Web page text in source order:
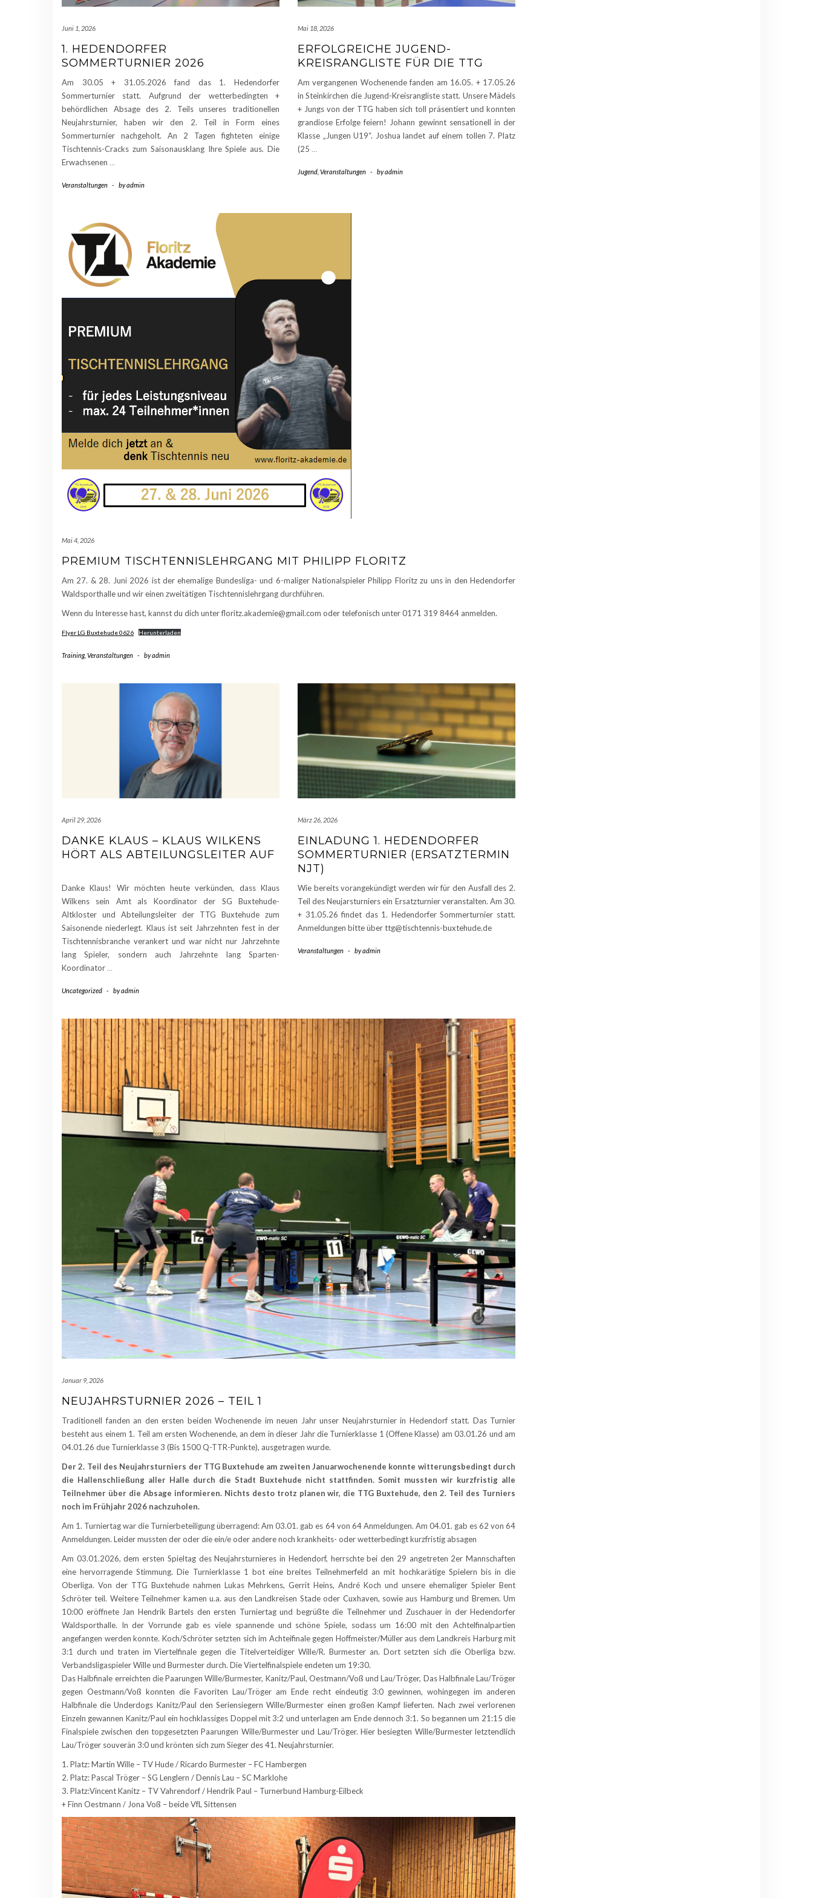
Juni 1, 2026
1. HEDENDORFER
SOMMERTURNIER 2026
Am 30.05 + 31.05.2026 fand das 1. Hedendorfer
Sommerturnier statt. Aufgrund der wetterbedingten +
behördlichen Absage des 2. Teils unseres traditionellen
Neujahrsturnier, haben wir den 2. Teil in Form eines
Sommerturnier nachgeholt. An 2 Tagen fighteten einige
Tischtennis-Cracks zum Saisonausklang Ihre Spiele aus. Die
Erwachsenen …
Veranstaltungen - byadmin
Mai 18, 2026
ERFOLGREICHE JUGEND-
KREISRANGLISTE FÜR DIE TTG
Am vergangenen Wochenende fanden am 16.05. + 17.05.26
in Steinkirchen die Jugend-Kreisrangliste statt. Unsere Mädels
+ Jungs von der TTG haben sich toll präsentiert und konnten
grandiose Erfolge feiern! Johann gewinnt sensationell in der
Klasse „Jungen U19“. Joshua landet auf einem tollen 7. Platz
(25 …
Jugend Veranstaltungen - byadmin
Mai 4, 2026
PREMIUM TISCHTENNISLEHRGANG MIT PHILIPP FLORITZ
Am 27. & 28. Juni 2026 ist der ehemalige Bundesliga- und 6-maliger Nationalspieler Philipp Floritz zu uns in den Hedendorfer
Waldsporthalle und wir einen zweitätigen Tischtennislehrgang durchführen.
Wenn du Interesse hast, kannst du dich unter floritz.akademie@gmail.com oder telefonisch unter 0171 319 8464 anmelden.
Flyer LG Buxtehude 0626 Herunterladen
Training, Veranstaltungen - byadmin
April 29, 2026
DANKE KLAUS – KLAUS WILKENS
HÖRT ALS ABTEILUNGSLEITER AUF
Danke Klaus! Wir möchten heute verkünden, dass Klaus
Wilkens sein Amt als Koordinator der SG Buxtehude-
Altkloster und Abteilungsleiter der TTG Buxtehude zum
Saisonende niederlegt. Klaus ist seit Jahrzehnten fest in der
Tischtennisbranche verankert und war nicht nur Jahrzehnte
lang Spieler, sondern auch Jahrzehnte lang Sparten-
Koordinator …
Uncategorized - byadmin
März 26, 2026
EINLADUNG 1. HEDENDORFER
SOMMERTURNIER (ERSATZTERMIN
NJT)
Wie bereits vorangekündigt werden wir für den Ausfall des 2.
Teil des Neujarsturniers ein Ersatzturnier veranstalten. Am 30.
+ 31.05.26 findet das 1. Hedendorfer Sommerturnier statt.
Anmeldungen bitte über ttg@tischtennis-buxtehude.de
Veranstaltungen - byadmin
Januar 9, 2026
NEUJAHRSTURNIER 2026 – TEIL 1
Traditionell fanden an den ersten beiden Wochenende im neuen Jahr unser Neujahrsturnier in Hedendorf statt. Das Turnier
besteht aus einem 1. Teil am ersten Wochenende, an dem in dieser Jahr die Turnierklasse 1 (Offene Klasse) am 03.01.26 und am
04.01.26 due Turnierklasse 3 (Bis 1500 Q-TTR-Punkte), ausgetragen wurde.
Der 2. Teil des Neujahrsturniers der TTG Buxtehude am zweiten Januarwochenende konnte witterungsbedingt durch
die Hallenschließung aller Halle durch die Stadt Buxtehude nicht stattfinden. Somit mussten wir kurzfristig alle
Teilnehmer über die Absage informieren. Nichts desto trotz planen wir, die TTG Buxtehude, den 2. Teil des Turniers
noch im Frühjahr 2026 nachzuholen.
Am 1. Turniertag war die Turnierbeteiligung überragend: Am 03.01. gab es 64 von 64 Anmeldungen. Am 04.01. gab es 62 von 64
Anmeldungen. Leider mussten der oder die ein/e oder andere noch krankheits- oder wetterbedingt kurzfristig absagen
Am 03.01.2026, dem ersten Spieltag des Neujahrsturnieres in Hedendorf, herrschte bei den 29 angetreten 2er Mannschaften
eine hervorragende Stimmung. Die Turnierklasse 1 bot eine breites Teilnehmerfeld an mit hochkarätige Spielern bis in die
Oberliga. Von der TTG Buxtehude nahmen Lukas Mehrkens, Gerrit Heins, André Koch und unsere ehemaliger Spieler Bent
Schröter teil. Weitere Teilnehmer kamen u.a. aus den Landkreisen Stade oder Cuxhaven, sowie aus Hamburg und Bremen. Um
10:00 eröffnete Jan Hendrik Bartels den ersten Turniertag und begrüßte die Teilnehmer und Zuschauer in der Hedendorfer
Waldsporthalle. In der Vorrunde gab es viele spannende und schöne Spiele, sodass um 16:00 mit den Achtelfinalpartien
angefangen werden konnte. Koch/Schröter setzten sich im Achteifinale gegen Hoffmeister/Müller aus dem Landkreis Harburg mit
3:1 durch und traten im Viertelfinale gegen die Titelverteidiger Wille/R. Burmester an. Dort setzten sich die Oberliga bzw.
Verbandsligaspieler Wille und Burmester durch. Die Viertelfinalspiele endeten um 19:30.
Das Halbfinale erreichten die Paarungen Wille/Burmester, Kanitz/Paul, Oestmann/Voß und Lau/Tröger, Das Halbfinale Lau/Tröger
gegen Oestmann/Voß konnten die Favoriten Lau/Tröger am Ende recht eindeutig 3:0 gewinnen, wohingegen im anderen
Halbfinale die Underdogs Kanitz/Paul den Seriensiegern Wille/Burmester einen großen Kampf lieferten. Nach zwei verlorenen
Einzeln gewannen Kanitz/Paul ein hochklassiges Doppel mit 3:2 und unterlagen am Ende dennoch 3:1. So begannen um 21:15 die
Finalspiele zwischen den topgesetzten Paarungen Wille/Burmester und Lau/Tröger. Hier besiegten Wille/Burmester letztendlich
Lau/Tröger souverän 3:0 und krönten sich zum Sieger des 41. Neujahrsturnier.
1. Platz: Martin Wille – TV Hude / Ricardo Burmester – FC Hambergen
2. Platz: Pascal Tröger – SG Lenglern / Dennis Lau – SC Marklohe
3. Platz:Vincent Kanitz – TV Vahrendorf / Hendrik Paul – Turnerbund Hamburg-Eilbeck
+ Finn Oestmann / Jona Voß – beide VfL Sittensen